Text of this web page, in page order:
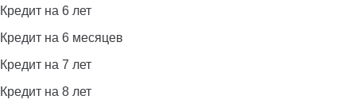
Кредит на 6 лет
Кредит на 6 месяцев
Кредит на 7 лет
Кредит на 8 лет